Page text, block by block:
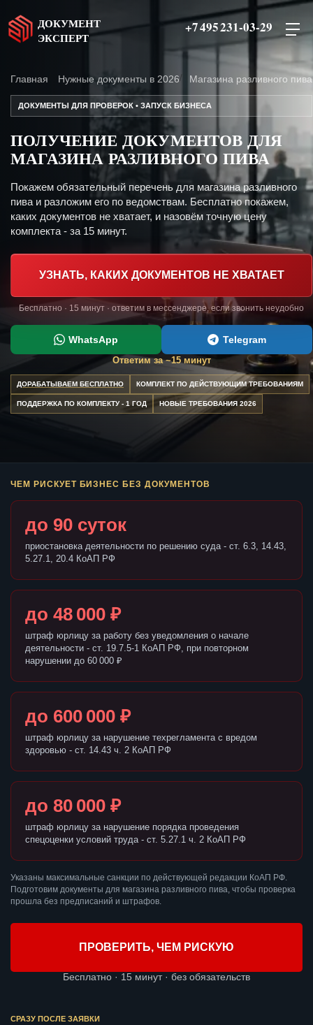
ДОКУМЕНТ
ЭКСПЕРТ
+7 495 231-03-29
Главная Нужные документы в 2026 Магазина разливного пива
ДОКУМЕНТЫ ДЛЯ ПРОВЕРОК • ЗАПУСК БИЗНЕСА
ПОЛУЧЕНИЕ ДОКУМЕНТОВ ДЛЯ
МАГАЗИНА РАЗЛИВНОГО ПИВА
Покажем обязательный перечень для магазина разливного
пива и разложим его по ведомствам. Бесплатно покажем,
каких документов не хватает, и назовём точную цену
комплекта - за 15 минут.
УЗНАТЬ, КАКИХ ДОКУМЕНТОВ НЕ ХВАТАЕТ
Бесплатно · 15 минут · ответим в мессенджере, если звонить неудобно
WhatsApp Telegram
Ответим за ~15 минут
ДОРАБАТЫВАЕМ БЕСПЛАТНО КОМПЛЕКТ ПО ДЕЙСТВУЮЩИМ ТРЕБОВАНИЯМ
ПОДДЕРЖКА ПО КОМПЛЕКТУ - 1 ГОД НОВЫЕ ТРЕБОВАНИЯ 2026
ЧЕМ РИСКУЕТ БИЗНЕС БЕЗ ДОКУМЕНТОВ
до 90 суток
приостановка деятельности по решению суда - ст. 6.3, 14.43,
5.27.1, 20.4 КоАП РФ
до 48 000 ₽
штраф юрлицу за работу без уведомления о начале
деятельности - ст. 19.7.5-1 КоАП РФ, при повторном
нарушении до 60 000 ₽
до 600 000 ₽
штраф юрлицу за нарушение техрегламента с вредом
здоровью - ст. 14.43 ч. 2 КоАП РФ
до 80 000 ₽
штраф юрлицу за нарушение порядка проведения
спецоценки условий труда - ст. 5.27.1 ч. 2 КоАП РФ
Указаны максимальные санкции по действующей редакции КоАП РФ.
Подготовим документы для магазина разливного пива, чтобы проверка
прошла без предписаний и штрафов.
ПРОВЕРИТЬ, ЧЕМ РИСКУЮ
Бесплатно · 15 минут · без обязательств
СРАЗУ ПОСЛЕ ЗАЯВКИ